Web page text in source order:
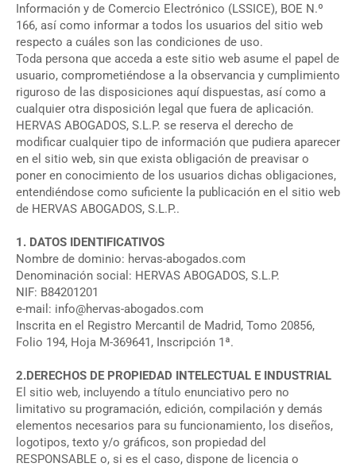
Información y de Comercio Electrónico (LSSICE), BOE N.º
166, así como informar a todos los usuarios del sitio web
respecto a cuáles son las condiciones de uso.
Toda persona que acceda a este sitio web asume el papel de
usuario, comprometiéndose a la observancia y cumplimiento
riguroso de las disposiciones aquí dispuestas, así como a
cualquier otra disposición legal que fuera de aplicación.
HERVAS ABOGADOS, S.L.P. se reserva el derecho de
modificar cualquier tipo de información que pudiera aparecer
en el sitio web, sin que exista obligación de preavisar o
poner en conocimiento de los usuarios dichas obligaciones,
entendiéndose como suficiente la publicación en el sitio web
de HERVAS ABOGADOS, S.L.P..
1. DATOS IDENTIFICATIVOS
Nombre de dominio: hervas-abogados.com
Denominación social: HERVAS ABOGADOS, S.L.P.
NIF: B84201201
e-mail: info@hervas-abogados.com
Inscrita en el Registro Mercantil de Madrid, Tomo 20856,
Folio 194, Hoja M-369641, Inscripción 1ª.
2.DERECHOS DE PROPIEDAD INTELECTUAL E INDUSTRIAL
El sitio web, incluyendo a título enunciativo pero no
limitativo su programación, edición, compilación y demás
elementos necesarios para su funcionamiento, los diseños,
logotipos, texto y/o gráficos, son propiedad del
RESPONSABLE o, si es el caso, dispone de licencia o